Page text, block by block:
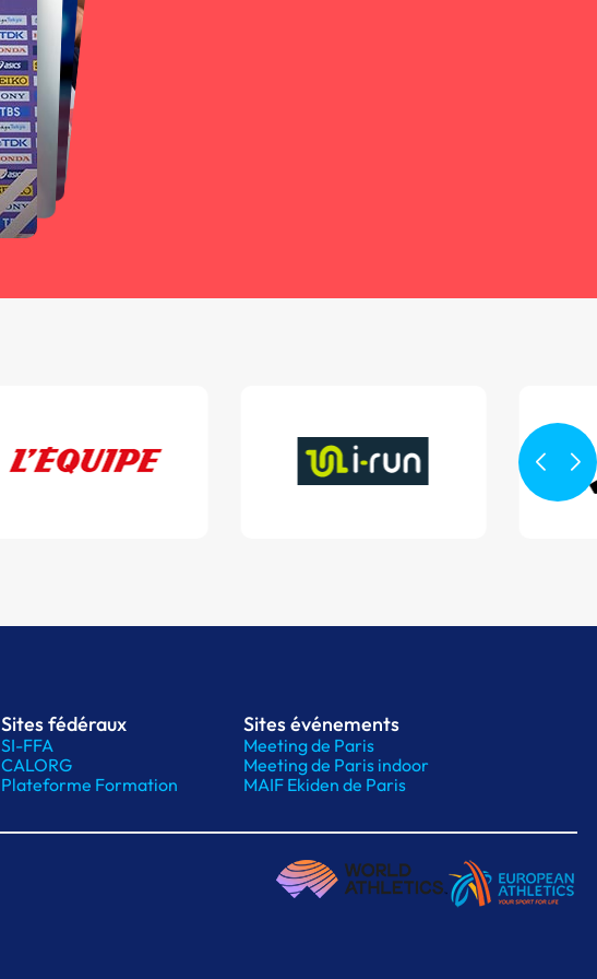
Sites fédéraux
SI-FFA
CALORG
Plateforme Formation
Sites événements
Meeting de Paris
Meeting de Paris indoor
MAIF Ekiden de Paris